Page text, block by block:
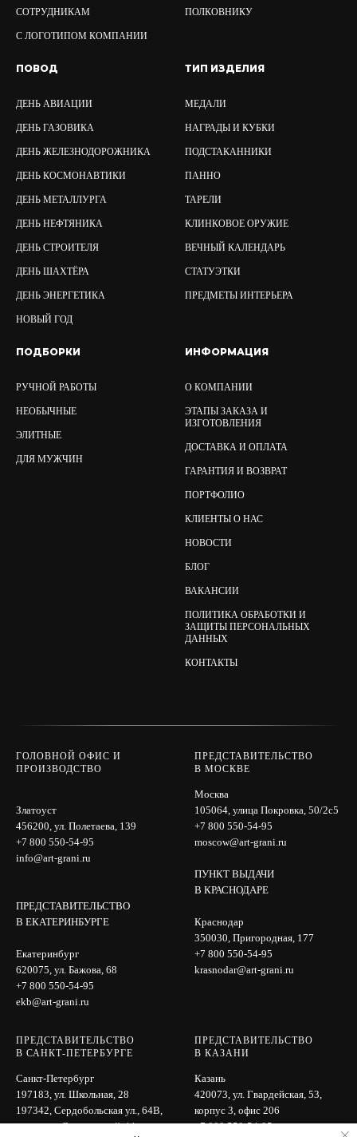
СОТРУДНИКАМ
С ЛОГОТИПОМ КОМПАНИИ
ПОЛКОВНИКУ
ПОВОД
ДЕНЬ АВИАЦИИ
ДЕНЬ ГАЗОВИКА
ДЕНЬ ЖЕЛЕЗНОДОРОЖНИКА
ДЕНЬ КОСМОНАВТИКИ
ДЕНЬ МЕТАЛЛУРГА
ДЕНЬ НЕФТЯНИКА
ДЕНЬ СТРОИТЕЛЯ
ДЕНЬ ШАХТЁРА
ДЕНЬ ЭНЕРГЕТИКА
НОВЫЙ ГОД
ТИП ИЗДЕЛИЯ
МЕДАЛИ
НАГРАДЫ И КУБКИ
ПОДСТАКАННИКИ
ПАННО
ТАРЕЛИ
КЛИНКОВОЕ ОРУЖИЕ
ВЕЧНЫЙ КАЛЕНДАРЬ
СТАТУЭТКИ
ПРЕДМЕТЫ ИНТЕРЬЕРА
ПОДБОРКИ
РУЧНОЙ РАБОТЫ
НЕОБЫЧНЫЕ
ЭЛИТНЫЕ
ДЛЯ МУЖЧИН
ИНФОРМАЦИЯ
О КОМПАНИИ
ЭТАПЫ ЗАКАЗА И
ИЗГОТОВЛЕНИЯ
ДОСТАВКА И ОПЛАТА
ГАРАНТИЯ И ВОЗВРАТ
ПОРТФОЛИО
КЛИЕНТЫ О НАС
НОВОСТИ
БЛОГ
ВАКАНСИИ
ПОЛИТИКА ОБРАБОТКИ И
ЗАЩИТЫ ПЕРСОНАЛЬНЫХ
ДАННЫХ
КОНТАКТЫ
ГОЛОВНОЙ ОФИС И
ПРОИЗВОДСТВО
Златоуст
456200, ул. Полетаева, 139
+7 800 550-54-95
info@art-grani.ru
ПРЕДСТАВИТЕЛЬСТВО
В ЕКАТЕРИНБУРГЕ
Екатеринбург
620075, ул. Бажова, 68
+7 800 550-54-95
ekb@art-grani.ru
ПРЕДСТАВИТЕЛЬСТВО
В МОСКВЕ
Москва
105064, улица Покровка, 50/2с5
+7 800 550-54-95
moscow@art-grani.ru
ПУНКТ ВЫДАЧИ
В КРАСНОДАРЕ
Краснодар
350030, Пригородная, 177
+7 800 550-54-95
krasnodar@art-grani.ru
ПРЕДСТАВИТЕЛЬСТВО
В САНКТ-ПЕТЕРБУРГЕ
Санкт-Петербург
197183, ул. Школьная, 28
197342, Сердобольская ул., 64B,
вход с ул. Лисичанской, 11
ПРЕДСТАВИТЕЛЬСТВО
В КАЗАНИ
Казань
420073, ул. Гвардейская, 53,
корпус 3, офис 206
+7 800 550-54-95